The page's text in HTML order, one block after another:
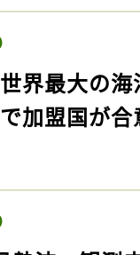
世界最大の
加盟国が合